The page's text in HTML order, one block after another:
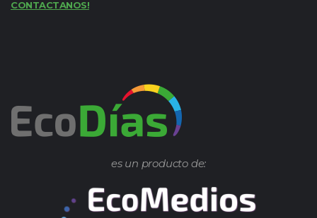
CONTACTANOS!
es un producto de: